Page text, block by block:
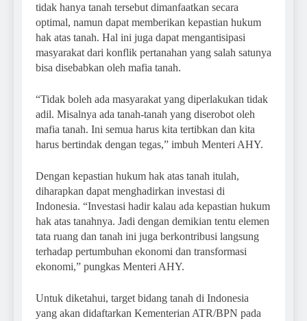
tidak hanya tanah tersebut dimanfaatkan secara
optimal, namun dapat memberikan kepastian hukum
hak atas tanah. Hal ini juga dapat mengantisipasi
masyarakat dari konflik pertanahan yang salah satunya
bisa disebabkan oleh mafia tanah.
“Tidak boleh ada masyarakat yang diperlakukan tidak
adil. Misalnya ada tanah-tanah yang diserobot oleh
mafia tanah. Ini semua harus kita tertibkan dan kita
harus bertindak dengan tegas,” imbuh Menteri AHY.
Dengan kepastian hukum hak atas tanah itulah,
diharapkan dapat menghadirkan investasi di
Indonesia. “Investasi hadir kalau ada kepastian hukum
hak atas tanahnya. Jadi dengan demikian tentu elemen
tata ruang dan tanah ini juga berkontribusi langsung
terhadap pertumbuhan ekonomi dan transformasi
ekonomi,” pungkas Menteri AHY.
Untuk diketahui, target bidang tanah di Indonesia
yang akan didaftarkan Kementerian ATR/BPN pada